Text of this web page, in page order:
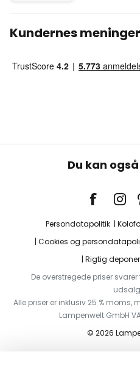
Kundernes meninger
Du kan
Persondatapolitik
Cookies og
Rigtig
De overstregede priser
Alle priser er inklusiv 25 % moms,
Lampenwelt GmbH
© 2026